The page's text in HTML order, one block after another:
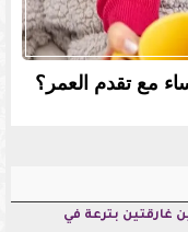
مع تقدم العمر؟
غارقتين بترعة في